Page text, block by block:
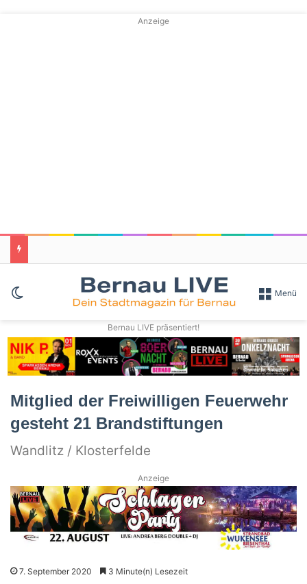
Anzeige
Skin umschalten Menü
Bernau LIVE präsentiert!
Mitglied der Freiwilligen Feuerwehr
gesteht 21 Brandstiftungen
Wandlitz / Klosterfelde
Anzeige
7. September 2020 3 Minute(n) Lesezeit